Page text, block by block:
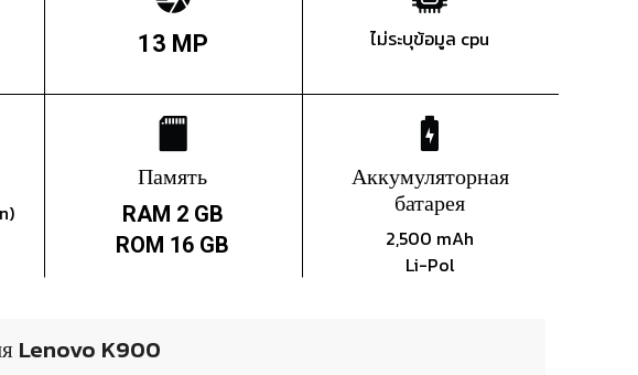
13 MP ไม่ระบุข้อมูล cpu
Память
RAM 2 GB
ROM 16 GB
Аккумуляторная
батарея
2,500 mAh
Li-Pol
Lenovo K900